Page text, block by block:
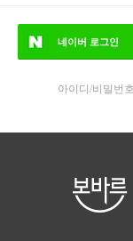
네이버 로그인
아이디/비밀번